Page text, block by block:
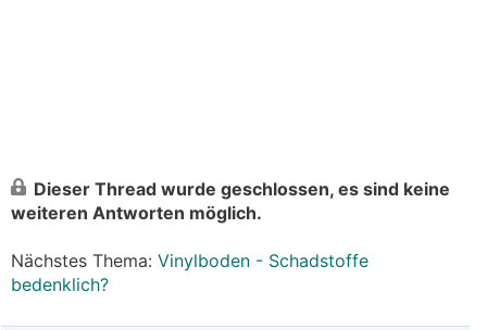
Dieser Thread wurde geschlossen, es sind keine
weiteren Antworten möglich.
Nächstes Thema: Vinylboden - Schadstoffe
bedenklich?